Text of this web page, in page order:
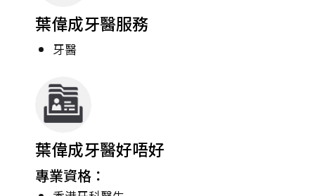
葉偉成牙醫服務
牙醫
葉偉成牙醫好唔好
專業資格：